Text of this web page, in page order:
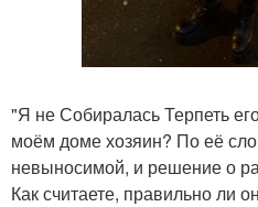
"Я не Собиралась Терпеть
моём доме хозяин? По её
невыносимой, и решение о
Как считаете, правильно ли